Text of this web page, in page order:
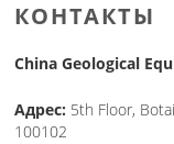
КОНТАКТЫ
China Geological
Адрес: 5th Floor,
100102